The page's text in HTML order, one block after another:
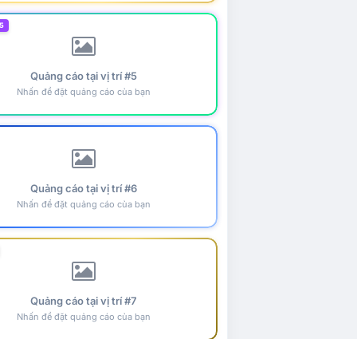
Quảng cáo tại vị trí #5
Nhấn để đặt quảng cáo của bạn
Quảng cáo tại vị trí #6
Nhấn để đặt quảng cáo của bạn
Quảng cáo tại vị trí #7
Nhấn để đặt quảng cáo của bạn